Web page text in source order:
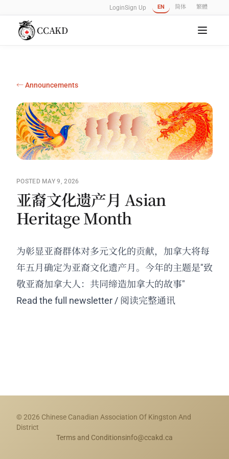
LoginSign Up EN 简体 繁體
CCAKD
← Announcements
POSTED MAY 9, 2026
亚裔文化遗产月 Asian
Heritage Month
为彰显亚裔群体对多元文化的贡献，加拿大将每
年五月确定为亚裔文化遗产月。今年的主题是"致
敬亚裔加拿大人：共同缔造加拿大的故事"
Read the full newsletter / 阅读完整通讯
© 2026 Chinese Canadian Association Of Kingston And
District
Terms and Conditionsinfo@ccakd.ca